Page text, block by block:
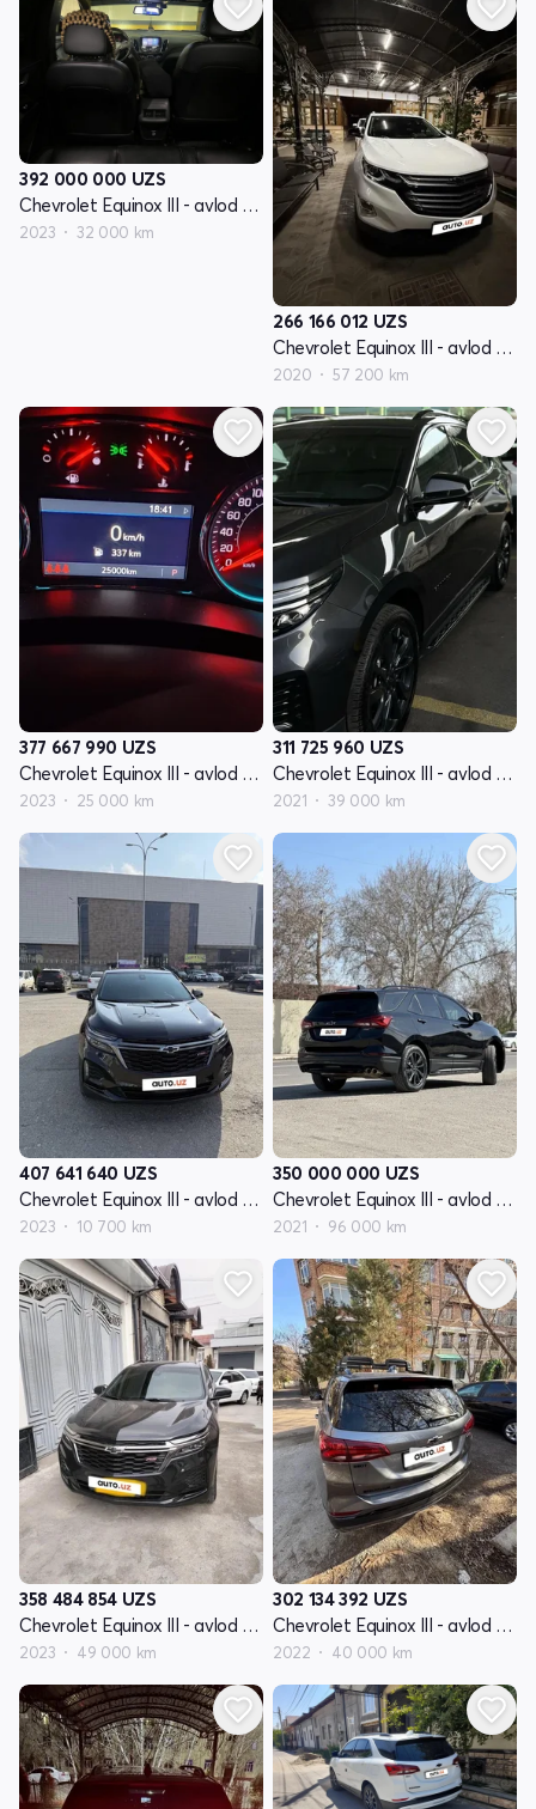
392 000 000 UZS
Chevrolet Equinox III - avlod restyling
2023 32 000 km
266 166 012 UZS
Chevrolet Equinox III - avlod restyling
2020 57 200 km
377 667 990 UZS
Chevrolet Equinox III - avlod restyling
2023 25 000 km
311 725 960 UZS
Chevrolet Equinox III - avlod restyling
2021 39 000 km
407 641 640 UZS
Chevrolet Equinox III - avlod restyling
2023 10 700 km
350 000 000 UZS
Chevrolet Equinox III - avlod restyling
2021 96 000 km
358 484 854 UZS
Chevrolet Equinox III - avlod restyling
2023 49 000 km
302 134 392 UZS
Chevrolet Equinox III - avlod restyling
2022 40 000 km